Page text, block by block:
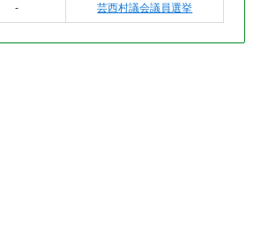
- 芸西村議会議員選挙